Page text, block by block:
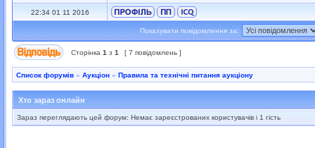
22:34 01 11 2016
Показувати повідомлення за:
Сторінка 1 з 1 [ 7 повідомлень ]
Список форумів » Аукціон » Правила та технічні питання аукціону
Хто зараз онлайн
Зараз переглядають цей форум: Немає зареєстрованих користувачів і 1 гість